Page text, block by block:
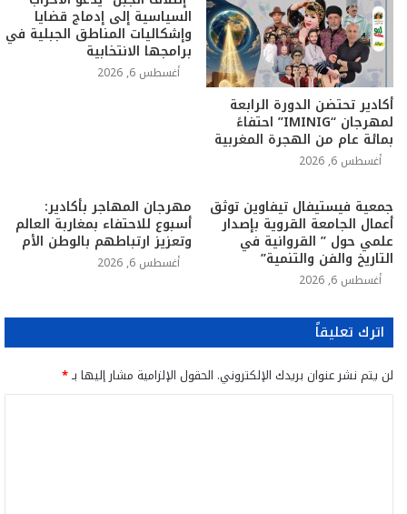
أكادير تحتضن الدورة الرابعة
لمهرجان “IMINIG” احتفاءً
بمائة عام من الهجرة المغربية
أغسطس 6, 2026
السياسية إلى إدماج قضايا
وإشكاليات المناطق الجبلية في
برامجها الانتخابية
أغسطس 6, 2026
جمعية فيستيفال تيفاوين توثق
أعمال الجامعة القروية بإصدار
علمي حول ” القروانية في
التاريخ والفن والتنمية”
أغسطس 6, 2026
مهرجان المهاجر بأكادير:
أسبوع للاحتفاء بمغاربة العالم
وتعزيز ارتباطهم بالوطن الأم
أغسطس 6, 2026
اترك تعليقاً
لن يتم نشر عنوان بريدك الإلكتروني. الحقول الإلزامية مشار إليها بـ*